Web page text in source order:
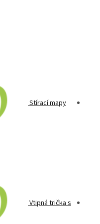
Stírací mapy
Vtipná trička s